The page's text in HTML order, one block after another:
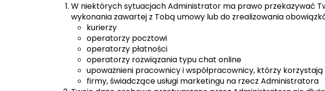
W niektórych sytuacjach Administrator ma prawo przekazywać
wykonania zawartej z Tobą umowy lub do zrealizowania
kurierzy
operatorzy pocztowi
operatorzy płatności
operatorzy rozwiązania typu chat online
upoważnieni pracownicy i współpracownicy, którzy
firmy, świadczące usługi marketingu na rzecz Administratora